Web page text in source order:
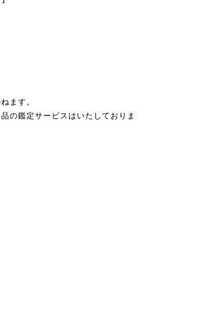
ます。
の鑑定サービスはいたしておりま